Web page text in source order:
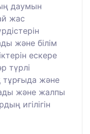
даумын
жас
және білім
ескере
түрлі
және
және жалпы
игілігін